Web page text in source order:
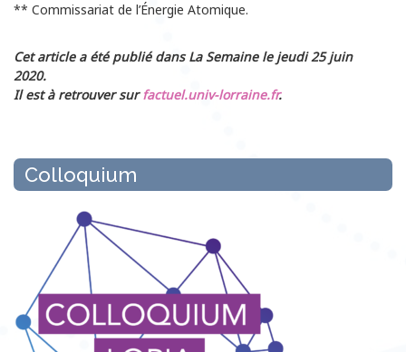
** Commissariat de l’Énergie Atomique.
Cet article a été publié dans La Semaine le jeudi 25 juin
2020.
Il est à retrouver surfactuel.univ-lorraine.fr.
Colloquium